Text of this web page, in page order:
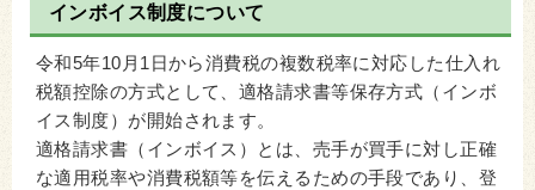
インボイス制度について
令和5年10月1日から消費税の複数税率に対応した仕入れ
税額控除の方式として、適格請求書等保存方式（インボ
イス制度）が開始されます。
適格請求書（インボイス）とは、売手が買手に対し正確
な適用税率や消費税額等を伝えるための手段であり、登